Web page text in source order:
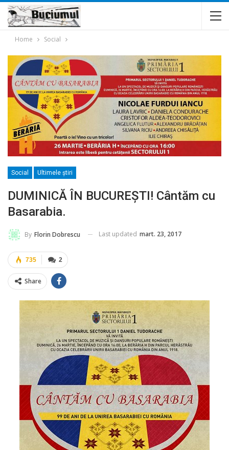
Home Social
Social Ultimele ştiri
DUMINICĂ ÎN BUCUREŞTI! Cântăm cu
Basarabia.
By Florin Dobrescu Last updated mart. 23, 2017
2
735
Share